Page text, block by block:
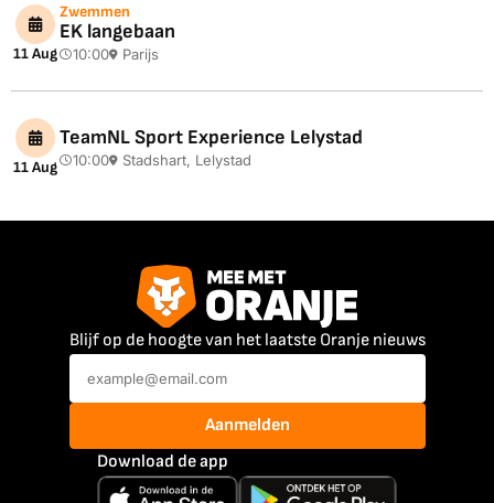
11 Aug
Zwemmen
EK langebaan
10:00 Parijs
11 Aug
TeamNL Sport Experience Lelystad
10:00 Stadshart, Lelystad
Blijf op de hoogte van het laatste Oranje nieuws
Aanmelden
Download de app